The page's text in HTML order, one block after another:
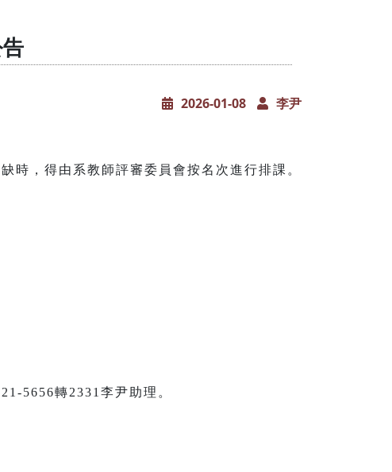
2026-01-08 李尹
時，得由系教師評審委員會按名次進行排課。
5656轉2331李尹助理。